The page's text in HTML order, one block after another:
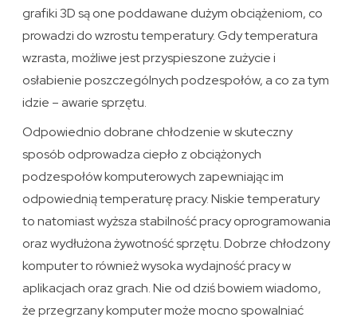
grafiki 3D są one poddawane dużym obciążeniom, co
prowadzi do wzrostu temperatury. Gdy temperatura
wzrasta, możliwe jest przyspieszone zużycie i
osłabienie poszczególnych podzespołów, a co za tym
idzie – awarie sprzętu.
Odpowiednio dobrane chłodzenie w skuteczny
sposób odprowadza ciepło z obciążonych
podzespołów komputerowych zapewniając im
odpowiednią temperaturę pracy. Niskie temperatury
to natomiast wyższa stabilność pracy oprogramowania
oraz wydłużona żywotność sprzętu. Dobrze chłodzony
komputer to również wysoka wydajność pracy w
aplikacjach oraz grach. Nie od dziś bowiem wiadomo,
że przegrzany komputer może mocno spowalniać